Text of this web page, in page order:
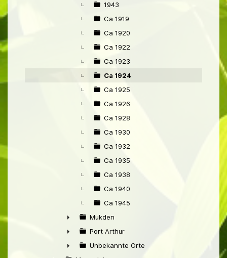
1943
Ca 1919
Ca 1920
Ca 1922
Ca 1923
Ca 1924
Ca 1925
Ca 1926
Ca 1928
Ca 1930
Ca 1932
Ca 1935
Ca 1938
Ca 1940
Ca 1945
►
Mukden
►
Port Arthur
Unbekannte Orte